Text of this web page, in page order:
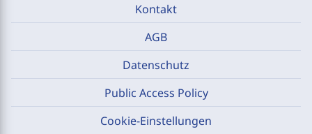
Kontakt
AGB
Datenschutz
Public Access Policy
Cookie-Einstellungen